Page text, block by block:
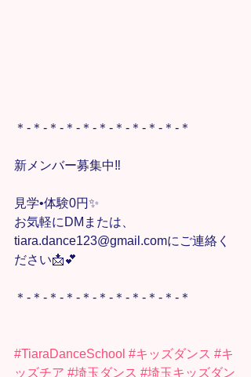
＊-＊-＊-＊-＊-＊-＊-＊-＊-＊-＊
新メンバー募集中‼️
見学•体験0円✨
お気軽にDMまたは、
tiara.dance123@gmail.comにご連絡く
ださい📩💕
＊-＊-＊-＊-＊-＊-＊-＊-＊-＊-＊
#TiaraDanceSchool #キッズダンス #キ
ッズチア #埼玉ダンス #埼玉キッズダン